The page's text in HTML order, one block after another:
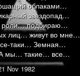
облаками…
звездопад…
подбираю…
лиц… живут во мне…
таки… Земная…
мы… такие… все…
Nov 1982